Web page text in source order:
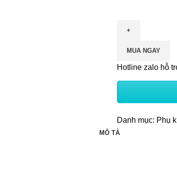
MUA NGAY
Hotline zalo hỗ
Danh mục: Phụ
MÔ TẢ